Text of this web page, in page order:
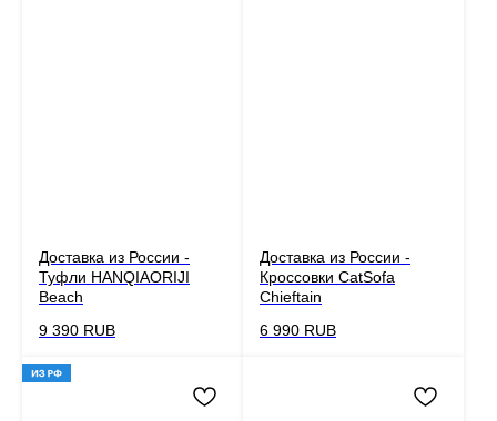
Доставка из России -
Туфли HANQIAORIJI
Beach
9 390 RUB
Доставка из России -
Кроссовки CatSofa
Chieftain
6 990 RUB